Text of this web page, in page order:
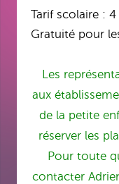
Tarif scolaire :
Gratuité pour
Les
aux
de la petite
réserver les
Pour toute
contacter